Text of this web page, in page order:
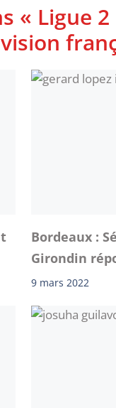
« Ligue 2
Bordeaux :
Girondin
9 mars 2022